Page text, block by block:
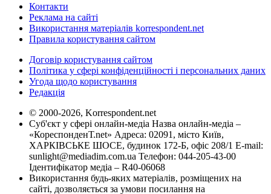
Контакти
Реклама на сайті
Використання матеріалів korrespondent.net
Правила користування сайтом
Договір користування сайтом
Політика у сфері конфіденційності і персональних даних
Угода щодо користування
Редакція
© 2000-2026, Korrespondent.net
Суб'єкт у сфері онлайн-медіа Назва онлайн-медіа –
«КореспонденТ.net» Адреса: 02091, місто Київ,
ХАРКІВСЬКЕ ШОСЕ, будинок 172-Б, офіс 208/1 E-mail:
sunlight@mediadim.com.ua Телефон: 044-205-43-00
Ідентифікатор медіа – R40-06068
Використання будь-яких матеріалів, розміщених на
сайті, дозволяється за умови посилання на